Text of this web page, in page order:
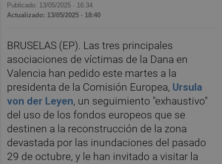
Publicado: 13/05/2025 · 16:34
Actualizado: 13/05/2025 · 18:40
BRUSELAS (EP). Las tres principales
asociaciones de víctimas de la Dana en
Valencia han pedido este martes a la
presidenta de la Comisión Europea, Ursula
von der Leyen, un seguimiento "exhaustivo"
del uso de los fondos europeos que se
destinen a la reconstrucción de la zona
devastada por las inundaciones del pasado
29 de octubre, y le han invitado a visitar la